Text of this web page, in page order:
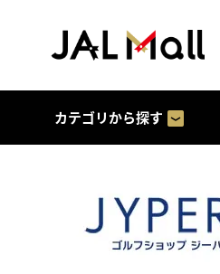
カテゴリから探す